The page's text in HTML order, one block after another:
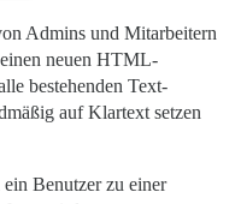
Admins und Mitarbeitern
neuen HTML-
bestehenden Text-
auf Klartext setzen
Benutzer zu einer